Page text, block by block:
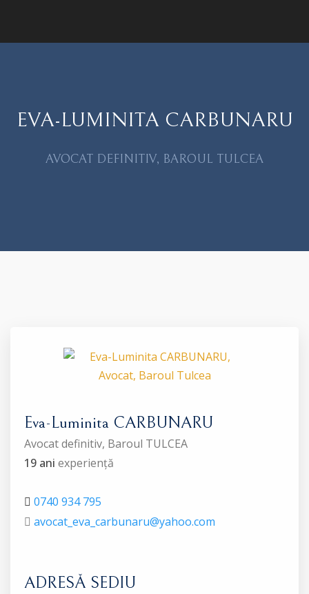
EVA-LUMINITA CARBUNARU
AVOCAT DEFINITIV, BAROUL TULCEA
Eva-Luminita CARBUNARU
Avocat definitiv, Baroul TULCEA
19 ani experiență
0740 934 795
avocat_eva_carbunaru@yahoo.com
ADRESĂ SEDIU